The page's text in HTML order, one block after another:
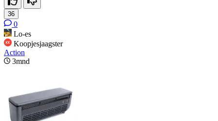
36
0
Lo-es
Koopjesjaagster
Action
3mnd